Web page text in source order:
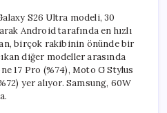
S26 Ultra modeli, 30
Android tarafında en hızlı
birçok rakibinin önünde bir
diğer modeller arasında
17 Pro (%74), Moto G Stylus
yer alıyor. Samsung, 60W